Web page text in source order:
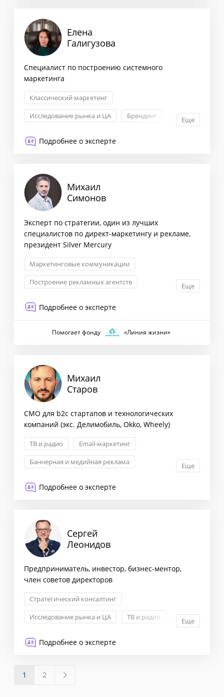
Елена
Галигузова
Специалист по построению системного
маркетинга
Классический маркетинг
Исследование рынка и ЦА
Брендинг
Еще
Подробнее о эксперте
Михаил
Симонов
Эксперт по стратегии, один из лучших
специалистов по директ-маркетингу и рекламе,
президент Silver Mercury
Маркетинговые коммуникации
Построение рекламных агентств
Еще
Подробнее о эксперте
Помогает фонду «Линия жизни»
Михаил
Старов
CMO для b2c стартапов и технологических
компаний (экс. Делимобиль, Okko, Wheely)
ТВ и радио
Email-маркетинг
Баннерная и медийная реклама
Еще
Подробнее о эксперте
Сергей
Леонидов
Предприниматель, инвестор, бизнес-ментор,
член советов директоров
Стратегический консалтинг
Исследование рынка и ЦА
ТВ и радио
Еще
Подробнее о эксперте
1 2